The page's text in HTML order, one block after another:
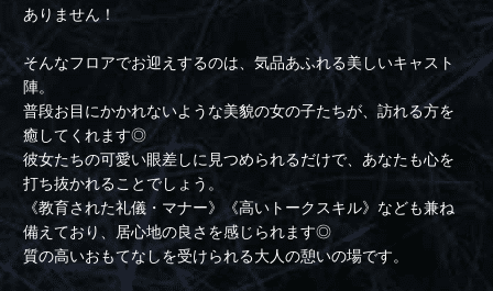
ありません！
そんなフロアでお迎えするのは、気品あふれる美しいキャスト
陣。
普段お目にかかれないような美貌の女の子たちが、訪れる方を
癒してくれます◎
彼女たちの可愛い眼差しに見つめられるだけで、あなたも心を
打ち抜かれることでしょう。
《教育された礼儀・マナー》《高いトークスキル》なども兼ね
備えており、居心地の良さを感じられます◎
質の高いおもてなしを受けられる大人の憩いの場です。